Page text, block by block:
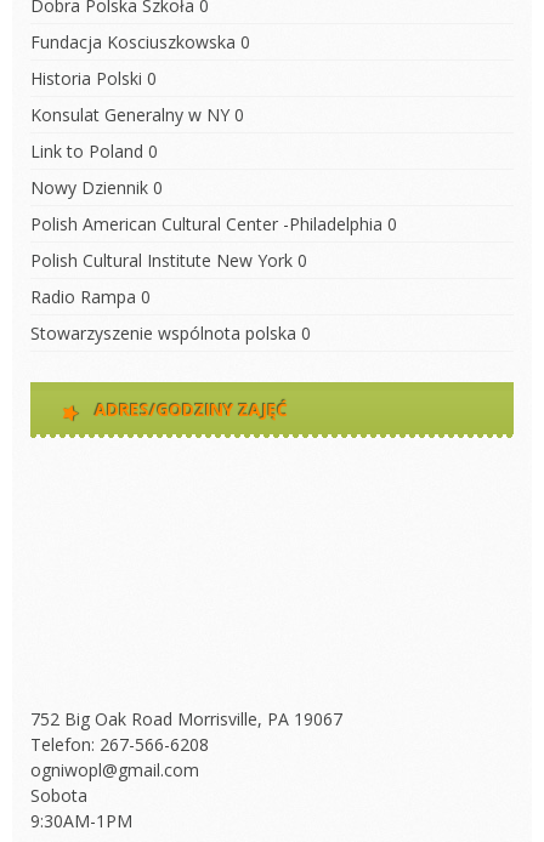
Dobra Polska Szkoła 0
Fundacja Kosciuszkowska 0
Historia Polski 0
Konsulat Generalny w NY 0
Link to Poland 0
Nowy Dziennik 0
Polish American Cultural Center -Philadelphia 0
Polish Cultural Institute New York 0
Radio Rampa 0
Stowarzyszenie wspólnota polska 0
ADRES/GODZINY ZAJĘĆ
752 Big Oak Road Morrisville, PA 19067
Telefon: 267-566-6208
ogniwopl@gmail.com
Sobota
9:30AM-1PM